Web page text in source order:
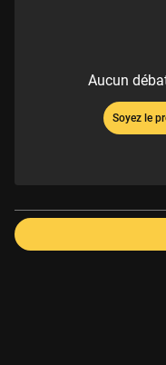
Aucun
Soyez le